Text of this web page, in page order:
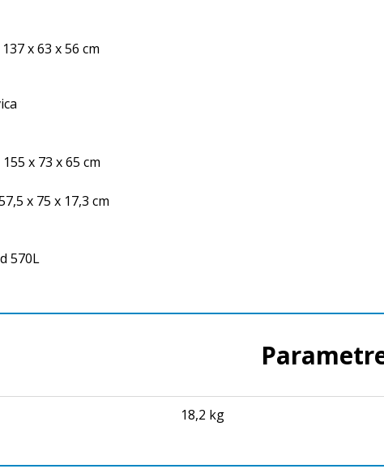
x 63 x 56 cm
x 73 x 65 cm
x 75 x 17,3 cm
570L
18,2 kg